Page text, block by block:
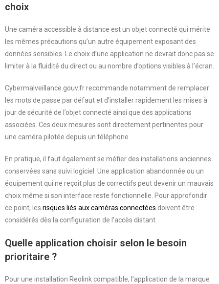
choix
Une caméra accessible à distance est un objet connecté qui mérite
les mêmes précautions qu’un autre équipement exposant des
données sensibles. Le choix d’une application ne devrait donc pas se
limiter à la fluidité du direct ou au nombre d’options visibles à l’écran.
Cybermalveillance.gouv.fr recommande notamment de remplacer
les mots de passe par défaut et d’installer rapidement les mises à
jour de sécurité de l’objet connecté ainsi que des applications
associées. Ces deux mesures sont directement pertinentes pour
une caméra pilotée depuis un téléphone.
En pratique, il faut également se méfier des installations anciennes
conservées sans suivi logiciel. Une application abandonnée ou un
équipement qui ne reçoit plus de correctifs peut devenir un mauvais
choix même si son interface reste fonctionnelle. Pour approfondir
ce point, les risques liés aux caméras connectées doivent être
considérés dès la configuration de l’accès distant.
Quelle application choisir selon le besoin
prioritaire ?
Pour une installation Reolink compatible, l’application de la marque